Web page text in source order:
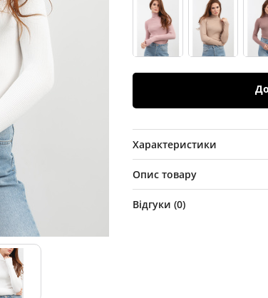
Характеристики
Опис товару
Відгуки (0)